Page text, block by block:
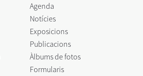
Agenda
Notícies
Exposicions
Publicacions
Àlbums de fotos
Formularis